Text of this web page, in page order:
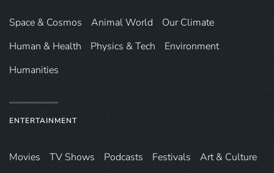
Space & Cosmos Animal World
Our Climate
Human & Health
Physics & Tech
Environment
Humanities
ENTERTAINMENT
Movies TV Shows Podcasts Festivals
Art & Culture